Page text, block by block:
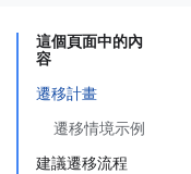
這個頁面中的內
容
遷移計畫
遷移情境示例
建議遷移流程